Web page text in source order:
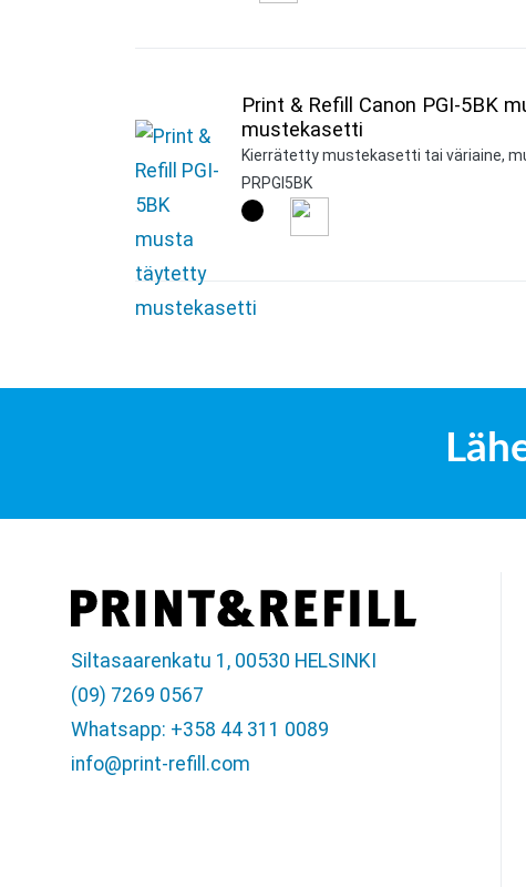
Print & Refill Canon PGI-5BK
mustekasetti
Kierrätetty mustekasetti tai väriaine,
PRPGI5BK
Siltasaarenkatu 1, 00530 HELSINKI
(09) 7269 0567
Whatsapp: +358 44 311 0089
info@print-refill.com